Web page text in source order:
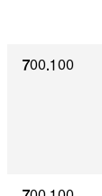
700.100